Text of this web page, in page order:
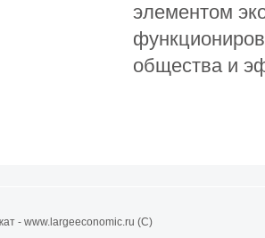
элементом
общества и
- www.largeeconomic.ru (C)